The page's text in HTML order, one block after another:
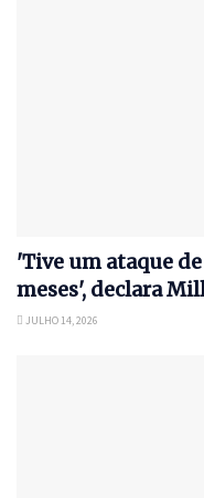
'Tive um ataque
meses', declara
JULHO 14, 2026